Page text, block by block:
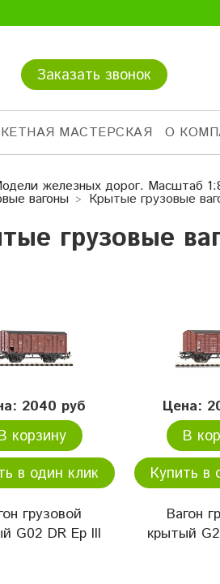
Заказать звонок
МАСТЕРСКАЯ О
железных дорог. Масштаб
вагоны Крытые грузовые
грузовые
2040 руб
корзину
в один клик
грузовой
G02 DR Ep III
Цена:
В
Купить в
Вагон
крытый